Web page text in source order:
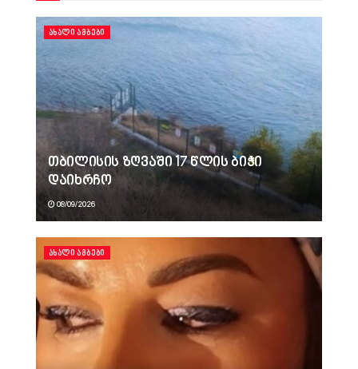
ᲐᲮᲐᲚᲘ ᲐᲛᲑᲔᲑᲘ
თბილისის ზღვაში 17 წლის ბიჭი
დაიხრჩო
08/09/2026
ᲐᲮᲐᲚᲘ ᲐᲛᲑᲔᲑᲘ